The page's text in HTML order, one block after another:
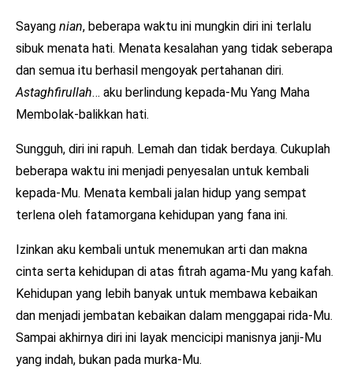
Sayang nian, beberapa waktu ini mungkin diri ini terlalu
sibuk menata hati. Menata kesalahan yang tidak seberapa
dan semua itu berhasil mengoyak pertahanan diri.
Astaghfirullah… aku berlindung kepada-Mu Yang Maha
Membolak-balikkan hati.
Sungguh, diri ini rapuh. Lemah dan tidak berdaya. Cukuplah
beberapa waktu ini menjadi penyesalan untuk kembali
kepada-Mu. Menata kembali jalan hidup yang sempat
terlena oleh fatamorgana kehidupan yang fana ini.
Izinkan aku kembali untuk menemukan arti dan makna
cinta serta kehidupan di atas fitrah agama-Mu yang kafah.
Kehidupan yang lebih banyak untuk membawa kebaikan
dan menjadi jembatan kebaikan dalam menggapai rida-Mu.
Sampai akhirnya diri ini layak mencicipi manisnya janji-Mu
yang indah, bukan pada murka-Mu.